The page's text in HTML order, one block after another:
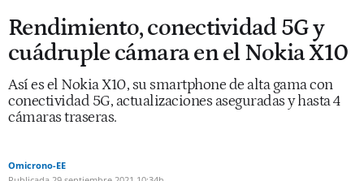
Rendimiento, conectividad 5G y
cuádruple cámara en el Nokia X10
Así es el Nokia X10, su smartphone de alta gama con
conectividad 5G, actualizaciones aseguradas y hasta 4
cámaras traseras.
Omicrono-EE